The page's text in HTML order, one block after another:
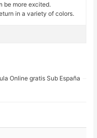
be more excited.
in a variety of colors.
Online gratis Sub España